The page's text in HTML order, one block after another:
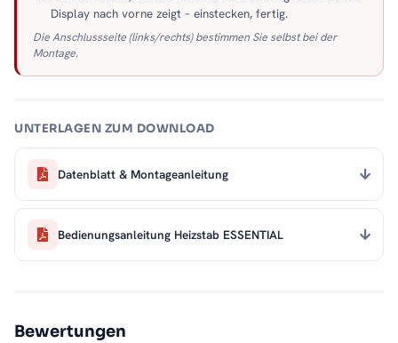
Display nach vorne zeigt – einstecken, fertig.
Die Anschlussseite (links/rechts) bestimmen Sie selbst bei der
Montage.
UNTERLAGEN ZUM DOWNLOAD
Datenblatt & Montageanleitung
Bedienungsanleitung Heizstab ESSENTIAL
Bewertungen